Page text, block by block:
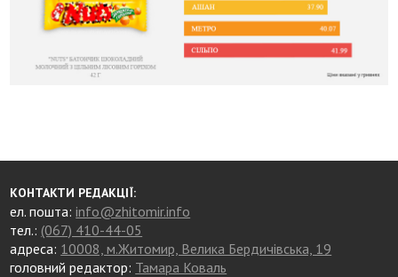
КОНТАКТИ РЕДАКЦІЇ:
ел. пошта:info@zhitomir.info
тел.: (067) 410-44-05
адреса: 10008, м.Житомир, Велика Бердичівська, 19
головний редактор: Тамара Коваль